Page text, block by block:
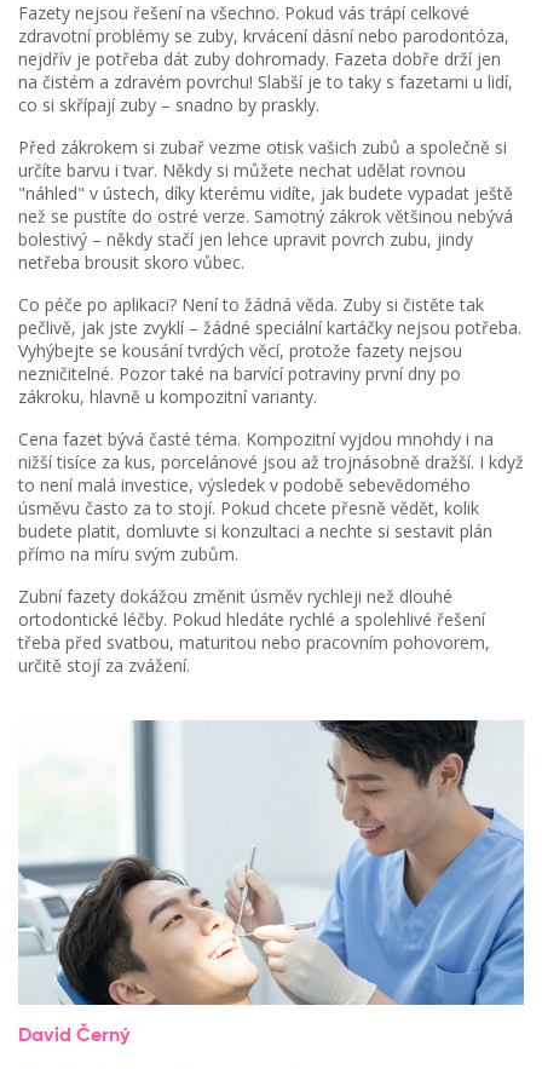
Fazety nejsou řešení na všechno. Pokud vás trápí celkové
zdravotní problémy se zuby, krvácení dásní nebo parodontóza,
nejdřív je potřeba dát zuby dohromady. Fazeta dobře drží jen
na čistém a zdravém povrchu! Slabší je to taky s fazetami u lidí,
co si skřípají zuby – snadno by praskly.
Před zákrokem si zubař vezme otisk vašich zubů a společně si
určíte barvu i tvar. Někdy si můžete nechat udělat rovnou
"náhled" v ústech, díky kterému vidíte, jak budete vypadat ještě
než se pustíte do ostré verze. Samotný zákrok většinou nebývá
bolestivý – někdy stačí jen lehce upravit povrch zubu, jindy
netřeba brousit skoro vůbec.
Co péče po aplikaci? Není to žádná věda. Zuby si čistěte tak
pečlivě, jak jste zvyklí – žádné speciální kartáčky nejsou potřeba.
Vyhýbejte se kousání tvrdých věcí, protože fazety nejsou
nezničitelné. Pozor také na barvící potraviny první dny po
zákroku, hlavně u kompozitní varianty.
Cena fazet bývá časté téma. Kompozitní vyjdou mnohdy i na
nižší tisíce za kus, porcelánové jsou až trojnásobně dražší. I když
to není malá investice, výsledek v podobě sebevědomého
úsměvu často za to stojí. Pokud chcete přesně vědět, kolik
budete platit, domluvte si konzultaci a nechte si sestavit plán
přímo na míru svým zubům.
Zubní fazety dokážou změnit úsměv rychleji než dlouhé
ortodontické léčby. Pokud hledáte rychlé a spolehlivé řešení
třeba před svatbou, maturitou nebo pracovním pohovorem,
určitě stojí za zvážení.
David Černý